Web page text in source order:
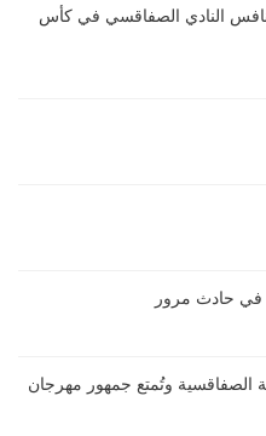
النادي الصفاقسي في كأس
حادث مرور
الصفاقسية وتُمتع جمهور مهرجان